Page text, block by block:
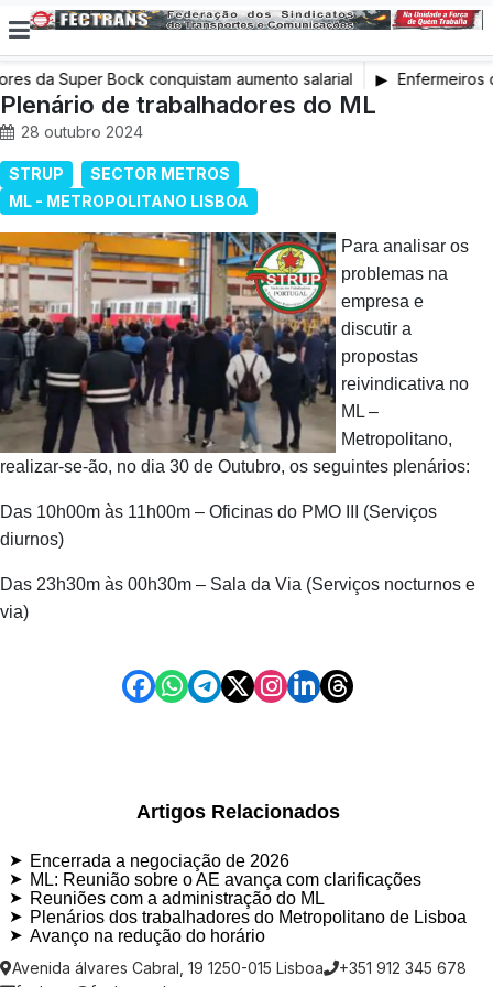
da Super Bock conquistam aumento salarial
Enfermeiros
Plenário de trabalhadores do ML
28 outubro 2024
STRUP
SECTOR METROS
ML - METROPOLITANO LISBOA
Para analisar os
problemas na
empresa e
discutir a
propostas
reivindicativa no
ML –
Metropolitano,
realizar-se-ão, no dia 30 de Outubro, os seguintes plenários:
Das 10h00m às 11h00m – Oficinas do PMO III (Serviços
diurnos)
Das 23h30m às 00h30m – Sala da Via (Serviços nocturnos e
via)
Artigos Relacionados
Encerrada a negociação de 2026
ML: Reunião sobre o AE avança com clarificações
Reuniões com a administração do ML
Plenários dos trabalhadores do Metropolitano de Lisboa
Avanço na redução do horário
Avenida álvares Cabral, 19 1250-015 Lisboa
+351 912 345 678